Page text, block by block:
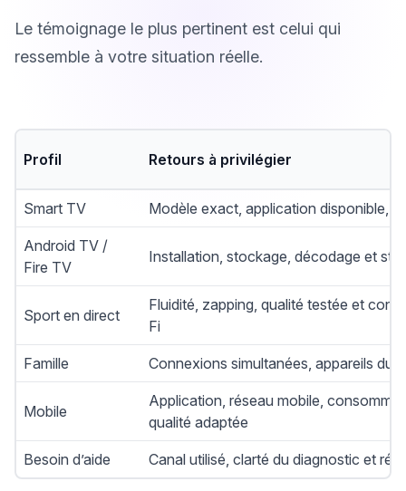
Le témoignage le plus pertinent est celui qui
ressemble à votre situation réelle.
Profil Retours à privilégier
Smart TV Modèle exact, application disponible,
Android TV /
Fire TV
Installation, stockage, décodage et
Sport en direct
Fluidité, zapping, qualité testée et
Fi
Famille Connexions simultanées, appareils du
Mobile
Application, réseau mobile,
qualité adaptée
Besoin d’aide Canal utilisé, clarté du diagnostic et